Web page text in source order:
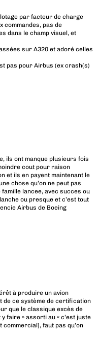
par facteur de charge
commandes, pas de
dans le champ visuel, et
sur A320 et adoré celles
pas pour Airbus (ex crash(s)
ils ont manque plusieurs fois
cout pour raison
et ils en payent maintenant le
chose qu’on ne peut pas
lancee, avec succes ou
ou presque et c’est tout
Airbus de Boeing
à produire un avion
de ce système de certification
que le classique excès de
faire » assorti au « c’est juste
faut pas qu’on